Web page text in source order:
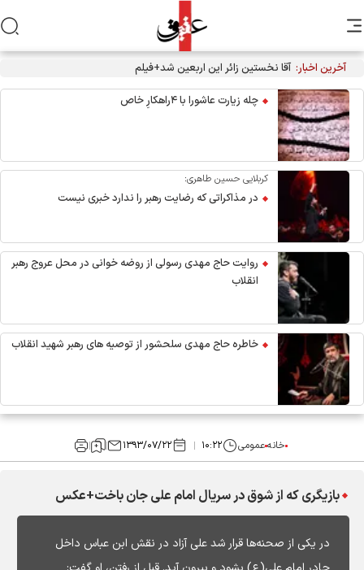
آخرین اخبار: آقا نخستین زائر این اربعین شد+فیلم
چله زیارت عاشورا با ۴راهکارِ خاص
کربلایی حسین طاهری:
در مذاکراتی که رضایت رهبر را ندارد خبری نیست
روایت حاج مهدی رسولی از روضه خوانی در محل عروج رهبر
انقلاب
خاطره حاج مهدی سلحشور از توصیه های رهبر شهید انقلاب
خانهعمومی ۱۰:۲۲ ۱۳۹۳/۰۷/۲۲
بازیگری که از شوق در سریال امام علی جان باخت+عکس
در یکی از صحنه‌ها قرار شد علی آزاد در نقش ابن عباس داخل